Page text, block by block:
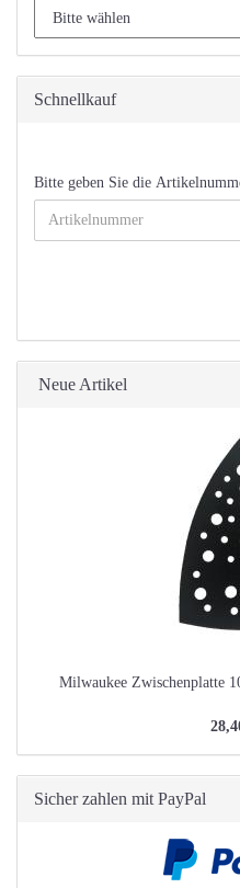
Schnellkauf
BITTE
GEBEN
SIE
EIN.
Bitte geben Sie die
Neue Artikel
Milwaukee Zwischenplatte
Sicher zahlen mit PayPal